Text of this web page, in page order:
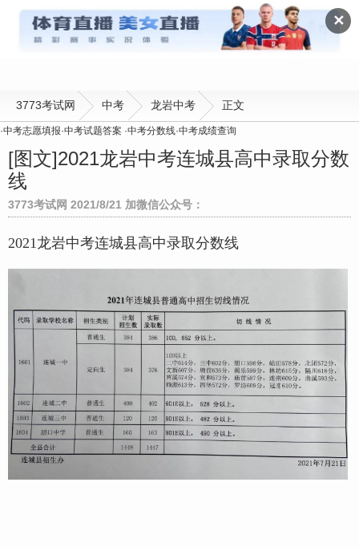
✕
龙岩中考
3773考试网 中考 龙岩中考 正文
·中考志愿填报·中考试题答案 ·中考分数线·中考成绩查询
[图文]2021龙岩中考连城县高中录取分数
线
3773考试网 2021/8/21 加微信公众号：
2021龙岩中考连城县高中录取分数线